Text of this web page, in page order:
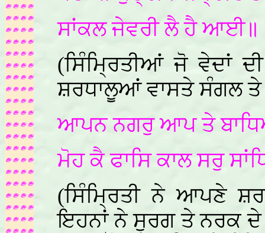
ਸਾਂਕਲ ਜੇਵਰੀ ਲੈ ਹੈ ਆਈ॥
(ਸਿੰਮ੍ਰਿਤੀਆਂ ਜੋ ਵੇਦਾਂ
ਸ਼ਰਧਾਲੂਆਂ ਵਾਸਤੇ ਸੰਗਲ
ਆਪਨ ਨਗਰੁ ਆਪ ਤੇ
ਮੋਹ ਕੈ ਫਾਸਿ ਕਾਲ ਸਰੁ
(ਸਿੰਮ੍ਰਿਤੀ ਨੇ ਆਪਣੇ
ਇਹਨਾਂ ਨੇ ਸੁਰਗ ਤੇ ਨਰਕ ਦੇ